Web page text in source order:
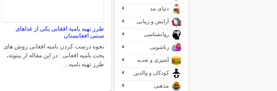
طرز تهیه بامیه افغانی یکی از غذاهای
سنتی افغانستان
نحوه درست کردن بامیه افغانی روش های
پخت بامیه افغانی : در این مقاله از بیتوته،
طرز تهیه بامیه…
دنیای مد
آرایش و زیبایی
روانشناسی
زناشویی
آشپزی و تغذیه
کودکان و والدین
مذهبی